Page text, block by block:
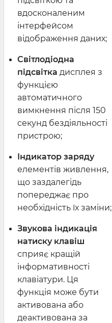
вдосконаленим
інтерфейсом
відображення даних;
Світлодіодна
підсвітка дисплея з
функцією
автоматичного
вимкнення після 150
секунд бездіяльності
пристрою;
Індикатор заряду
елементів живлення,
що заздалегідь
попереджає про
необхідність їх заміни;
Звукова індикація
натиску клавіш
сприяє кращій
інформативності
клавіатури. Ця
функція може бути
активована або
деактивована за